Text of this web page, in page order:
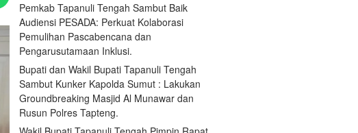
Pemkab Tapanuli Tengah Sambut Baik
Audiensi PESADA: Perkuat Kolaborasi
Pemulihan Pascabencana dan
Pengarusutamaan Inklusi.
Bupati dan Wakil Bupati Tapanuli Tengah
Sambut Kunker Kapolda Sumut : Lakukan
Groundbreaking Masjid Al Munawar dan
Rusun Polres Tapteng.